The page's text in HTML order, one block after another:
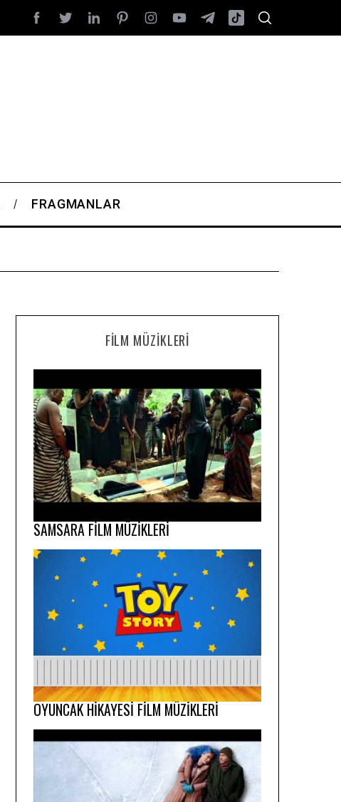
FRAGMANLAR
FILM MÜZIKLERI
SAMSARA FİLM MÜZİKLERİ
OYUNCAK HİKAYESİ FİLM MÜZİKLERİ